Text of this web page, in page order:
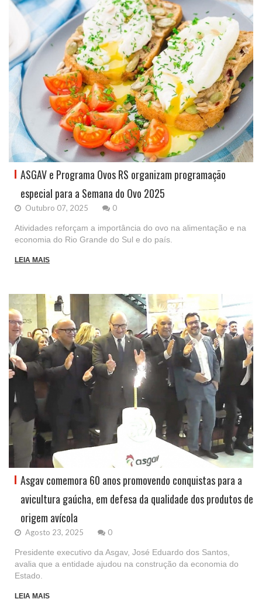
ASGAV e Programa Ovos RS organizam programação
especial para a Semana do Ovo 2025
Outubro 07, 2025 0
Atividades reforçam a importância do ovo na alimentação e na
economia do Rio Grande do Sul e do país.
LEIA MAIS
Asgav comemora 60 anos promovendo conquistas para a
avicultura gaúcha, em defesa da qualidade dos produtos de
origem avícola
Agosto 23, 2025 0
Presidente executivo da Asgav, José Eduardo dos Santos,
avalia que a entidade ajudou na construção da economia do
Estado.
LEIA MAIS